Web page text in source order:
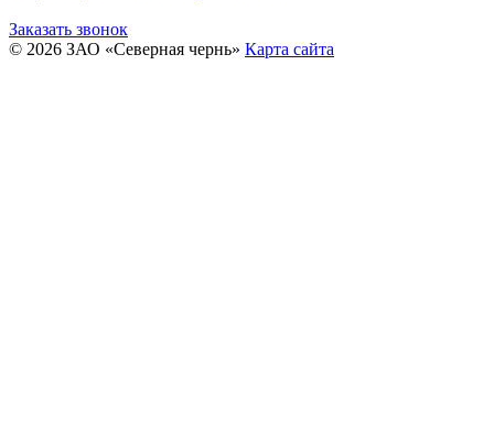
Заказать звонок
© 2026 ЗАО «Северная чернь» Карта сайта